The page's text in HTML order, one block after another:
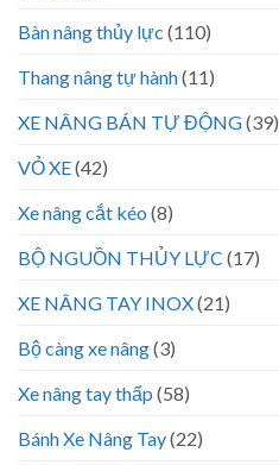
Bàn nâng thủy lực (110)
Thang nâng tự hành(11)
XE NÂNG BÁN TỰ ĐỘNG(39)
VỎ XE(42)
Xe nâng cắt kéo (8)
BỘ NGUỒN THỦY LỰC (17)
XE NÂNG TAY INOX(21)
Bộ càng xe nâng(3)
Xe nâng tay thấp (58)
Bánh Xe Nâng Tay(22)